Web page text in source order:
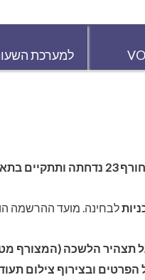
למערכת
2/2024.
לבחינה. מועד ההרשמה הוא עד
תצהיר הלשכה (המצורף
ובצירוף צילום